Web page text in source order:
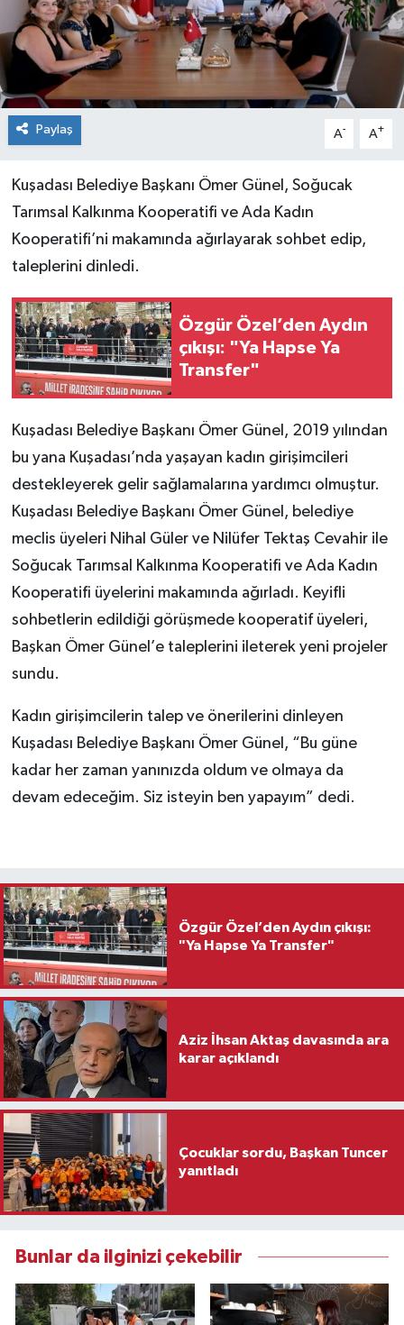
Paylaş A- A+
Kuşadası Belediye Başkanı Ömer Günel, Soğucak
Tarımsal Kalkınma Kooperatifi ve Ada Kadın
Kooperatifi’ni makamında ağırlayarak sohbet edip,
taleplerini dinledi.
Özgür Özel’den Aydın
çıkışı: "Ya Hapse Ya
Transfer"
Kuşadası Belediye Başkanı Ömer Günel, 2019 yılından
bu yana Kuşadası’nda yaşayan kadın girişimcileri
destekleyerek gelir sağlamalarına yardımcı olmuştur.
Kuşadası Belediye Başkanı Ömer Günel, belediye
meclis üyeleri Nihal Güler ve Nilüfer Tektaş Cevahir ile
Soğucak Tarımsal Kalkınma Kooperatifi ve Ada Kadın
Kooperatifi üyelerini makamında ağırladı. Keyifli
sohbetlerin edildiği görüşmede kooperatif üyeleri,
Başkan Ömer Günel’e taleplerini ileterek yeni projeler
sundu.
Kadın girişimcilerin talep ve önerilerini dinleyen
Kuşadası Belediye Başkanı Ömer Günel, “Bu güne
kadar her zaman yanınızda oldum ve olmaya da
devam edeceğim. Siz isteyin ben yapayım” dedi.
Özgür Özel’den Aydın çıkışı:
"Ya Hapse Ya Transfer"
Aziz İhsan Aktaş davasında ara
karar açıklandı
Çocuklar sordu, Başkan Tuncer
yanıtladı
Bunlar da ilginizi çekebilir